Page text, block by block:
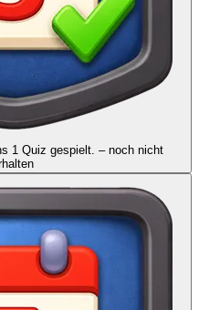
1 Quiz gespielt. – noch nicht